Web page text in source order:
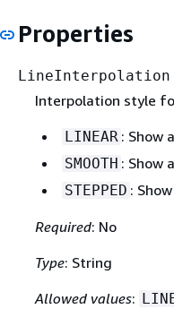
Properties
LineInterpolation
Interpolation style
LINEAR : Show
SMOOTH : Show
STEPPED :
Required: No
Type: String
Allowed values: